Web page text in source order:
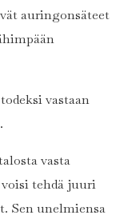
auringonsäteet
vastaan
vasta
voisi tehdä juuri
Sen unelmiensa